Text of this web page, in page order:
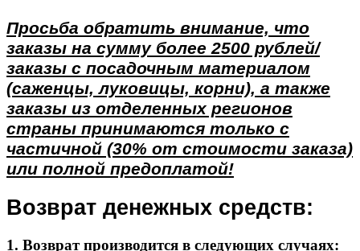
Просьба обратить внимание, что
заказы на сумму более 2500 рублей/
заказы с посадочным материалом
(саженцы, луковицы, корни), а также
заказы из отделенных регионов
страны принимаются только с
частичной (30% от стоимости заказа)
или полной предоплатой!
Возврат денежных средств:
1. Возврат производится в следующих случаях: